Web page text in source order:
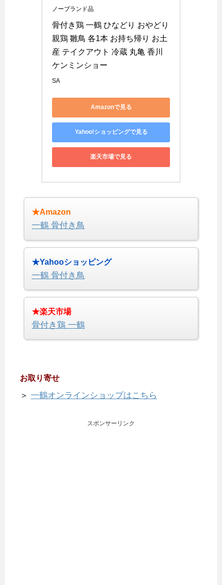
ノーブランド品
骨付き鶏 一鶴 ひなどり おやどり
親鶏 雛鳥 各1本 お持ち帰り お土
産 テイクアウト 冷蔵 丸亀 香川
ケンミンショー
SA
Amazonで見る
Yahoo!ショッピングで見る
楽天市場で見る
★Amazon
一鶴 骨付き鳥
★Yahooショッピング
一鶴 骨付き鳥
★楽天市場
骨付き鶏 一鶴
お取り寄せ
＞ 一鶴オンラインショップはこちら
スポンサーリンク